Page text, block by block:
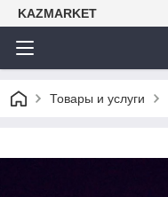
KAZMARKET
Товары и услуги